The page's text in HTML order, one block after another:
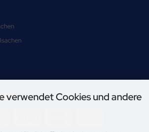
verwendet Cookies und andere